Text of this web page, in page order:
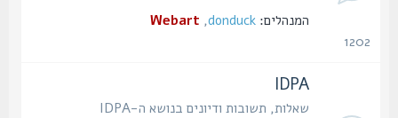
המנהלים: donduck
,
Webart
IDPA
שאלות, תשובות ודיונים בנושא ה-IDPA